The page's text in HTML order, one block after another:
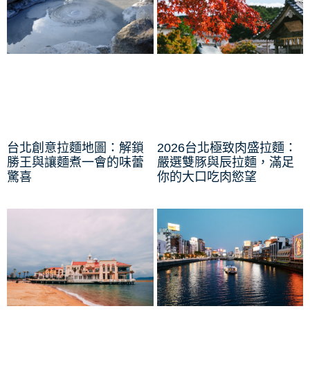
台北創意拉麵地圖：解鎖
勝王與讓麵煮一會的味蕾
驚喜
2026台北極致肉盛拉麵：
嚴選雙豚與辰拉麵，滿足
你的大口吃肉慾望